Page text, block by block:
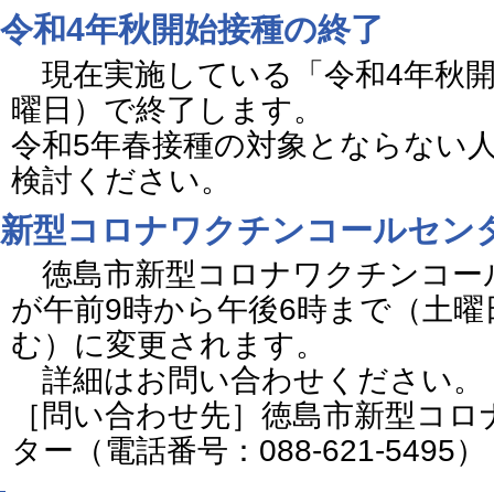
令和4年秋開始接種の終了
現在実施している「令和4年秋
曜日）で終了します。
令和5年春接種の対象とならない
検討ください。
新型コロナワクチンコールセン
徳島市新型コロナワクチンコー
が午前9時から午後6時まで（土
む）に変更されます。
詳細はお問い合わせください。
［問い合わせ先］徳島市新型コ
ター（電話番号：088-621-5495）